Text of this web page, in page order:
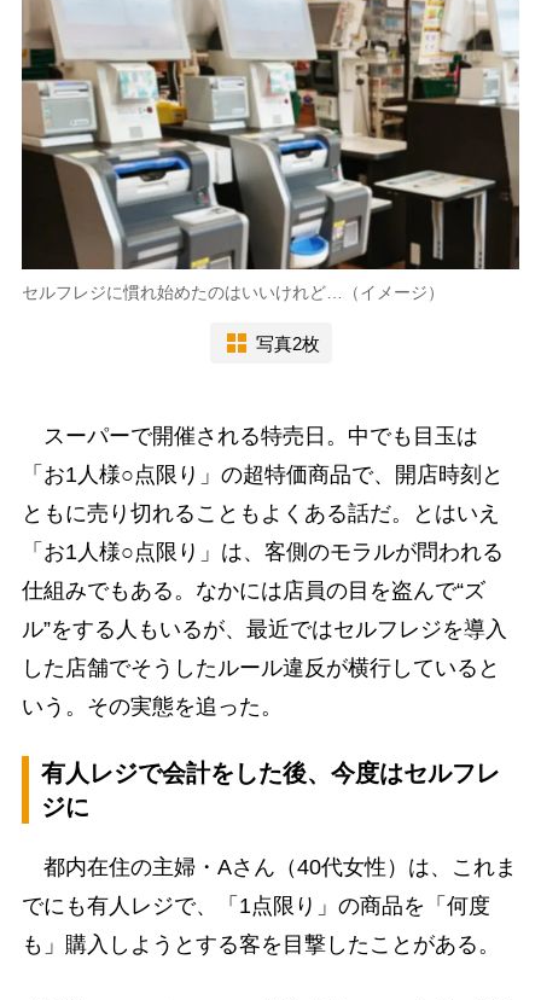
セルフレジに慣れ始めたのはいいけれど…（イメージ）
写真2枚
スーパーで開催される特売日。中でも目玉は
「お1人様○点限り」の超特価商品で、開店時刻と
ともに売り切れることもよくある話だ。とはいえ
「お1人様○点限り」は、客側のモラルが問われる
仕組みでもある。なかには店員の目を盗んで“ズ
ル”をする人もいるが、最近ではセルフレジを導入
した店舗でそうしたルール違反が横行していると
いう。その実態を追った。
有人レジで会計をした後、今度はセルフレ
ジに
都内在住の主婦・Aさん（40代女性）は、これま
でにも有人レジで、「1点限り」の商品を「何度
も」購入しようとする客を目撃したことがある。